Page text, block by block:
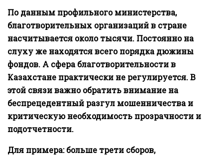
По данным профильного министерства,
благотворительных организаций в стране
насчитывается около тысячи. Постоянно на
слуху же находятся всего порядка дюжины
фондов. А сфера благотворительности в
Казахстане практически не регулируется. В
этой связи важно обратить внимание на
беспрецедентный разгул мошенничества и
критическую необходимость прозрачности и
подотчетности.
Для примера: больше трети сборов,